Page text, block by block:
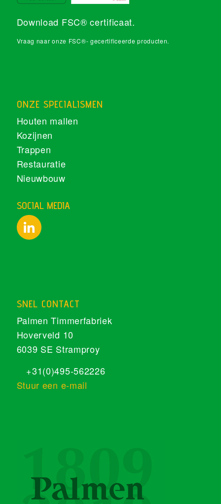
Download FSC® certificaat.
Vraag naar onze FSC®- gecertificeerde producten.
ONZE SPECIALISMEN
Houten mallen
Kozijnen
Trappen
Restauratie
Nieuwbouw
SOCIAL MEDIA
SNEL CONTACT
Palmen Timmerfabriek
Hoverveld 10
6039 SE Stramproy
+31(0)495-562226
Stuur een e-mail